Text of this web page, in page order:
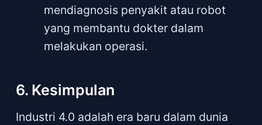
mendiagnosis penyakit atau robot
yang membantu dokter dalam
melakukan operasi.
6. Kesimpulan
Industri 4.0 adalah era baru dalam dunia